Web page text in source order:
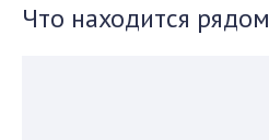
Что находится рядом